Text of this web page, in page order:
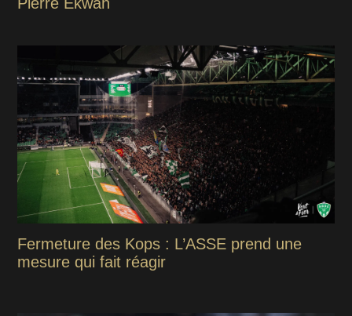
Fermeture des Kops : L’ASSE prend une
mesure qui fait réagir